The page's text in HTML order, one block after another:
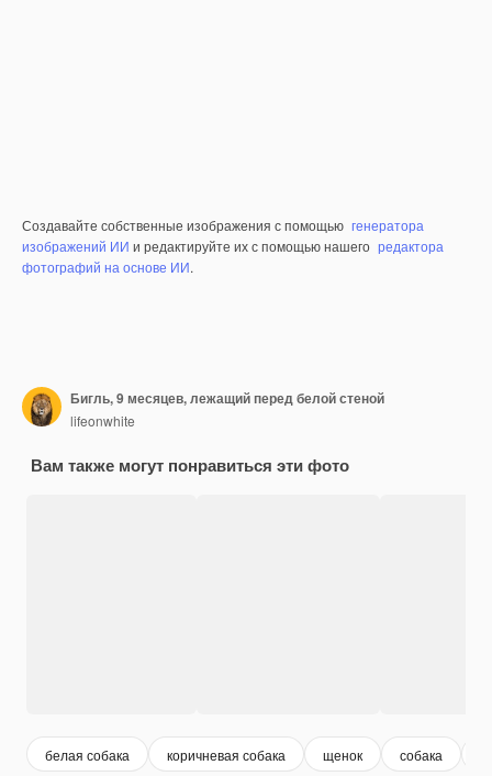
Создавайте собственные изображения с помощью генератора
изображений ИИ и редактируйте их с помощью нашего редактора
фотографий на основе ИИ.
Бигль, 9 месяцев, лежащий перед белой стеной
lifeonwhite
Вам также могут понравиться эти фото
белая собака коричневая собака щенок собака